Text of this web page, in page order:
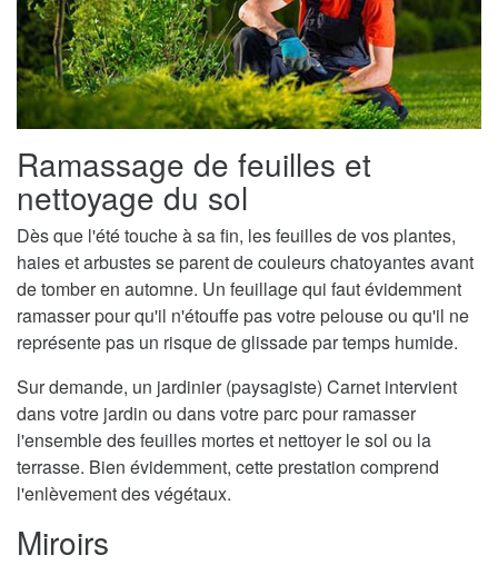
Ramassage de feuilles et
nettoyage du sol
Dès que l'été touche à sa fin, les feuilles de vos plantes,
haies et arbustes se parent de couleurs chatoyantes avant
de tomber en automne. Un feuillage qui faut évidemment
ramasser pour qu'il n'étouffe pas votre pelouse ou qu'il ne
représente pas un risque de glissade par temps humide.
Sur demande, un jardinier (paysagiste) Carnet intervient
dans votre jardin ou dans votre parc pour ramasser
l'ensemble des feuilles mortes et nettoyer le sol ou la
terrasse. Bien évidemment, cette prestation comprend
l'enlèvement des végétaux.
Miroirs